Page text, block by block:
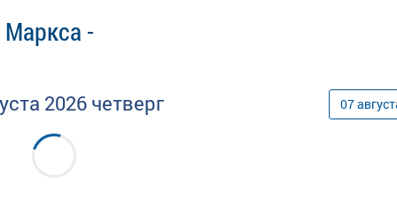
Маркса -
2026 четверг 07